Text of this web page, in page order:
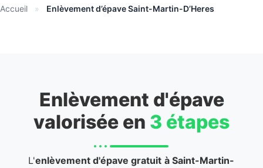
Accueil » Enlèvement d’épave Saint-Martin-D’Heres
Enlèvement d'épave
valorisée en 3 étapes
L'enlèvement d'épave gratuit à Saint-Martin-